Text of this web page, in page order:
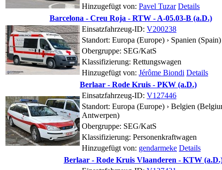
Hinzugefügt von: Pavel Tuzar Details
Barcelona - Creu Roja - RTW - A-05.03-B (a.D.)
Einsatzfahrzeug-ID: V200238
Standort: Europa (Europe) › Spanien
Obergruppe: SEG/KatS
Klassifizierung: Rettungswagen
Hinzugefügt von: Jérôme Biondi Details
Berlaar - Rode Kruis - PKW (a.D.)
Einsatzfahrzeug-ID: V127446
Standort: Europa (Europe) › Belgien
Antwerpen)
Obergruppe: SEG/KatS
Klassifizierung: Personenkraftwagen
Hinzugefügt von: gendarmeke Details
Berlaar - Rode Kruis Vlaanderen - KTW